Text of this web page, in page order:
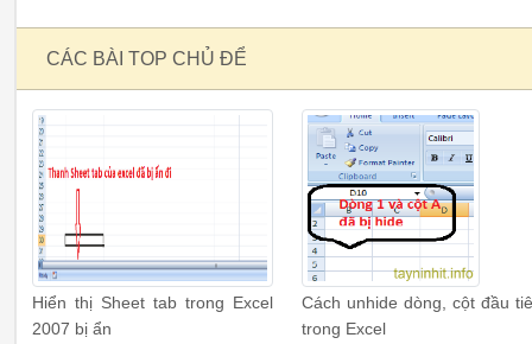
CÁC BÀI TOP CHỦ ĐỂ
Hiển thị Sheet tab trong Excel
2007 bị ẩn
Cách unhide dòng, cột đầu
trong Excel